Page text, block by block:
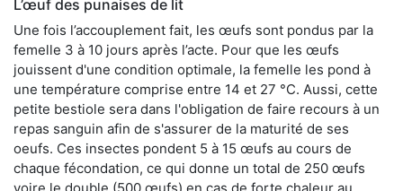
L’œuf des punaises de lit
Une fois l’accouplement fait, les œufs sont pondus par la
femelle 3 à 10 jours après l’acte. Pour que les œufs
jouissent d'une condition optimale, la femelle les pond à
une température comprise entre 14 et 27 °C. Aussi, cette
petite bestiole sera dans l'obligation de faire recours à un
repas sanguin afin de s'assurer de la maturité de ses
oeufs. Ces insectes pondent 5 à 15 œufs au cours de
chaque fécondation, ce qui donne un total de 250 œufs
voire le double (500 œufs) en cas de forte chaleur au